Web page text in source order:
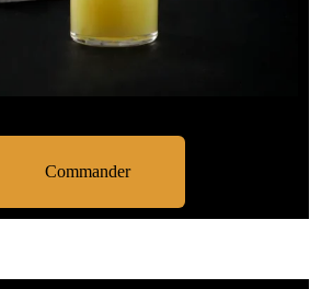
Commander